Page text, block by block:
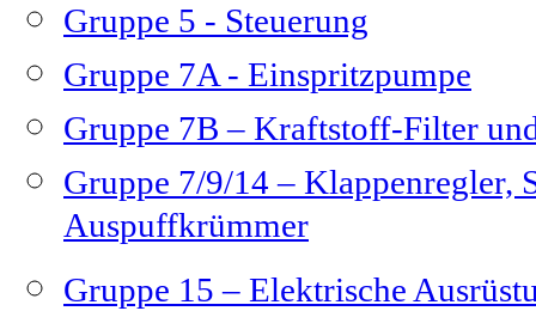
Gruppe 5 - Steuerung
Gruppe 7A - Einspritzpumpe
Gruppe 7B – Kraftstoff-Filter
Gruppe 7/9/14 – Klappenregler,
Auspuffkrümmer
Gruppe 15 – Elektrische